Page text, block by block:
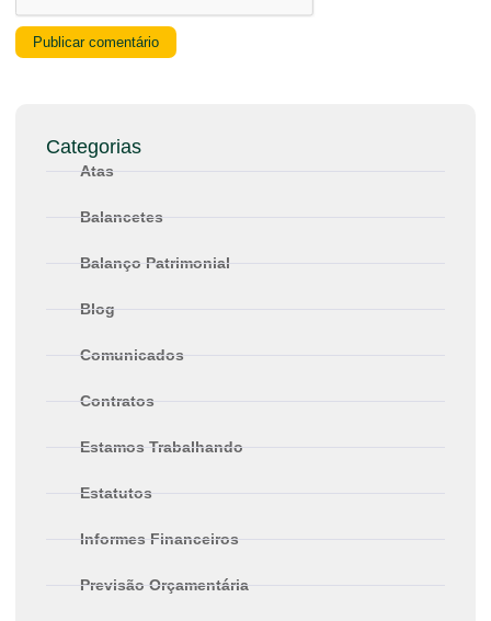
Categorias
Atas
Balancetes
Balanço Patrimonial
Blog
Comunicados
Contratos
Estamos Trabalhando
Estatutos
Informes Financeiros
Previsão Orçamentária